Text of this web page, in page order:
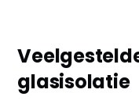
glasisolatie